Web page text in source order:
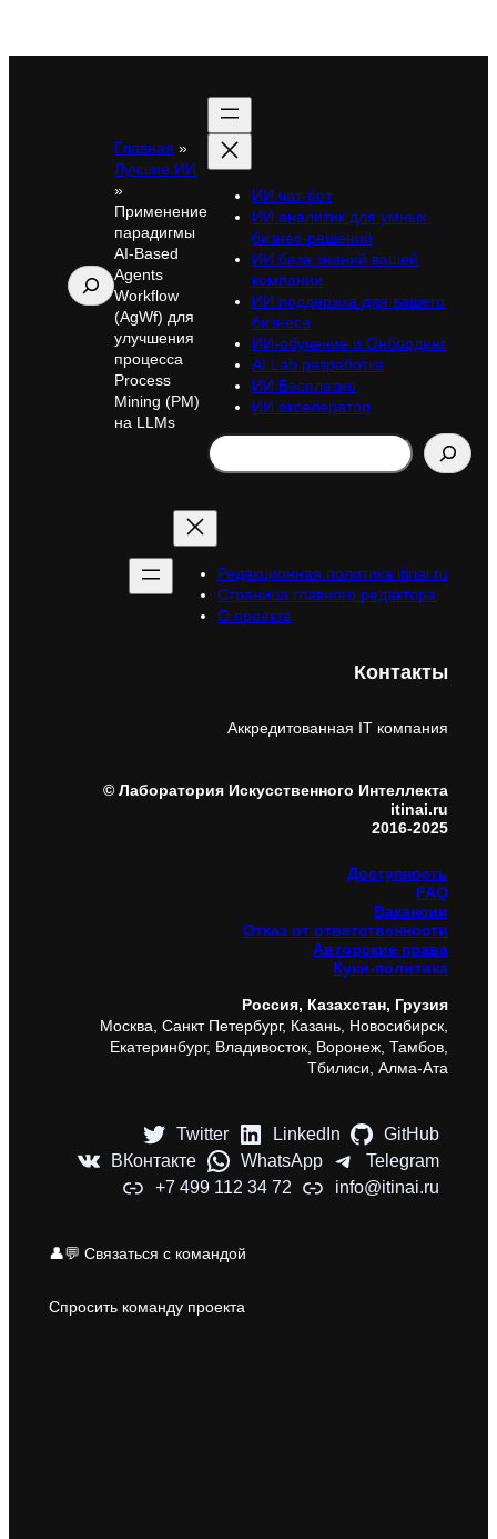
Поиск
Главная »
Лучшие ИИ
»
Применение
парадигмы
AI-Based
Agents
Workflow
(AgWf) для
улучшения
процесса
Process
Mining (PM)
на LLMs
ИИ чат-бот
ИИ аналитик для умных
бизнес-решений
ИИ база знаний вашей
компании
ИИ поддержка для вашего
бизнеса
ИИ-обучение и Онбординг
AI Lab разработка
ИИ Бесплатно
ИИ акселератор
Search
Редакционная политика itinai.ru
Страница главного редактора
О проекте
Контакты
Аккредитованная IT компания
© Лаборатория Искусственного Интеллекта
itinai.ru
2016-2025
Доступность
FAQ
Вакансии
Отказ от ответственности
Авторские права
Куки-политика
Россия, Казахстан, Грузия
Москва, Санкт Петербург, Казань, Новосибирск,
Екатеринбург, Владивосток, Воронеж, Тамбов,
Тбилиси, Алма-Ата
Twitter LinkedIn
GitHub
ВКонтакте
WhatsApp
Telegram
+7 499 112 34 72
info@itinai.ru
👤💬 Связаться с командой
Спросить команду проекта